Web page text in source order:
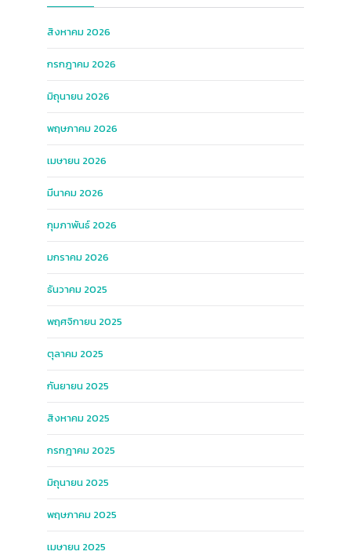
สิงหาคม 2026
กรกฎาคม 2026
มิถุนายน 2026
พฤษภาคม 2026
เมษายน 2026
มีนาคม 2026
กุมภาพันธ์ 2026
มกราคม 2026
ธันวาคม 2025
พฤศจิกายน 2025
ตุลาคม 2025
กันยายน 2025
สิงหาคม 2025
กรกฎาคม 2025
มิถุนายน 2025
พฤษภาคม 2025
เมษายน 2025